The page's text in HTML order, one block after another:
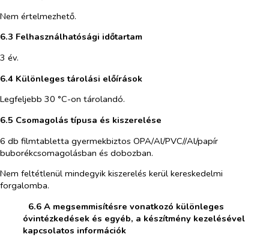
Nem értelmezhető.
6.3 Felhasználhatósági időtartam
3 év.
6.4 Különleges tárolási előírások
Legfeljebb 30 °C-on tárolandó.
6.5 Csomagolás típusa és kiszerelése
6 db filmtabletta gyermekbiztos OPA/Al/PVC//Al/papír
buborékcsomagolásban és dobozban.
Nem feltétlenül mindegyik kiszerelés kerül kereskedelmi
forgalomba.
6.6 A megsemmisítésre vonatkozó különleges
óvintézkedések és egyéb, a készítmény kezelésével
kapcsolatos információk